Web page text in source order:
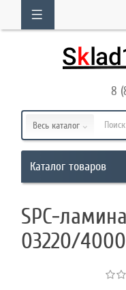
Обратный
звонок
(831)
8
Весь каталог
Каталог товаров
SPC-
03220/